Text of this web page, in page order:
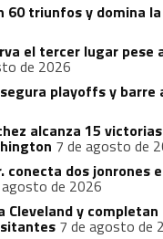
60 triunfos y domina
el tercer lugar pese
de 2026
playoffs y barre
alcanza 15
7 de agosto de
conecta dos jonrones
de 2026
Cleveland y
7 de agosto de